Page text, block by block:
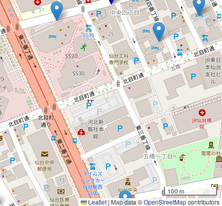
100 m
Leaflet | Map data ©OpenStreetMapcontributors